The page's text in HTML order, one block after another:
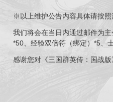
※以上维护公告内容具体请按
我们将会在当日内通过邮件为
*50、经验双倍符（绑定）*5、
感谢您对《三国群英传：国战版